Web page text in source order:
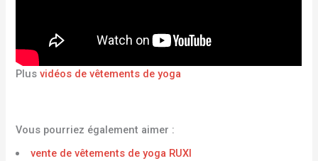
Plusvidéos de vêtements de yoga
Vous pourriez également aimer :
vente de vêtements de yoga RUXI